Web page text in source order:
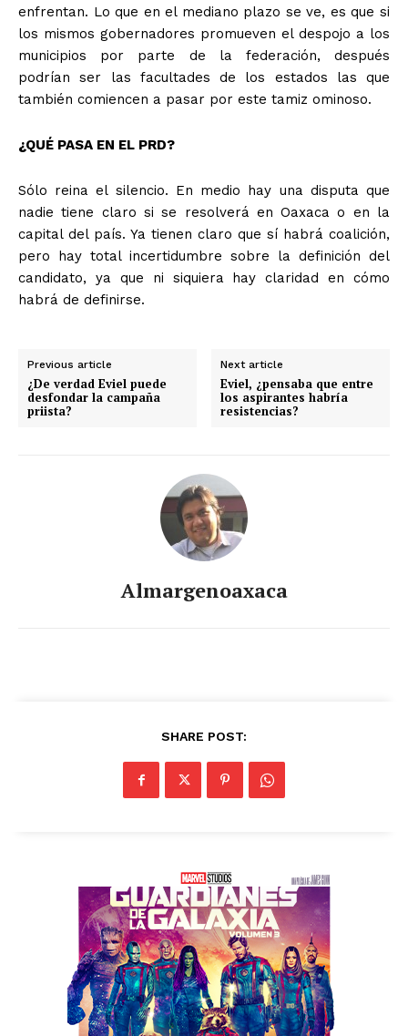
enfrentan. Lo que en el mediano plazo se ve, es que si
los mismos gobernadores promueven el despojo a los
municipios por parte de la federación, después
podrían ser las facultades de los estados las que
también comiencen a pasar por este tamiz ominoso.
¿QUÉ PASA EN EL PRD?
Sólo reina el silencio. En medio hay una disputa que
nadie tiene claro si se resolverá en Oaxaca o en la
capital del país. Ya tienen claro que sí habrá coalición,
pero hay total incertidumbre sobre la definición del
candidato, ya que ni siquiera hay claridad en cómo
habrá de definirse.
Previous article
¿De verdad Eviel puede
desfondar la campaña
priista?
Next article
Eviel, ¿pensaba que entre
los aspirantes habría
resistencias?
Almargenoaxaca
SHARE POST: